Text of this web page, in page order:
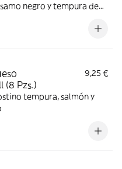
negro y tempura de
(8 Pzs.)
9,25 €
tempura, salmón y